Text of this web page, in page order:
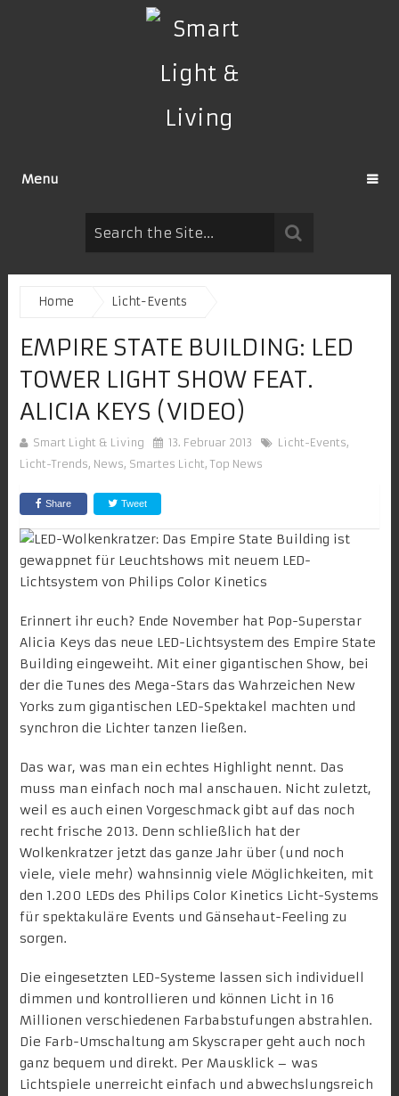
Menu
Home Licht-Events
EMPIRE STATE BUILDING: LED
TOWER LIGHT SHOW FEAT.
ALICIA KEYS (VIDEO)
Smart Light & Living 13. Februar 2013 Licht-Events,
Licht-Trends, News, Smartes Licht,Top News
Share Tweet
Erinnert ihr euch? Ende Novemberhat Pop-Superstar
Alicia Keys das neue LED-Lichtsystem des Empire State
Building eingeweiht. Mit einer gigantischen Show, bei
der die Tunes des Mega-Stars das Wahrzeichen New
Yorks zum gigantischen LED-Spektakel machten und
synchron die Lichter tanzen ließen.
Das war, was man ein echtes Highlight nennt. Das
muss man einfach noch mal anschauen. Nicht zuletzt,
weil es auch einen Vorgeschmack gibt auf das noch
recht frische 2013. Denn schließlich hat der
Wolkenkratzer jetzt das ganze Jahr über (und noch
viele, viele mehr) wahnsinnig viele Möglichkeiten, mit
den 1.200 LEDs des Philips Color Kinetics Licht-Systems
für spektakuläre Events und Gänsehaut-Feeling zu
sorgen.
Die eingesetzten LED-Systeme lassen sich individuell
dimmen und kontrollieren und können Licht in 16
Millionen verschiedenen Farbabstufungen abstrahlen.
Die Farb-Umschaltung am Skyscraper geht auch noch
ganz bequem und direkt. Per Mausklick – was
Lichtspiele unerreicht einfach und abwechslungsreich